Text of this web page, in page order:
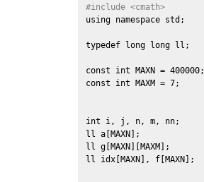
#include <cmath>
using namespace std;
typedef long long ll;
const int MAXN = 400000;
const int MAXM = 7;
int i, j, n, m, nn;
ll a[MAXN];
ll g[MAXN][MAXM];
ll idx[MAXN], f[MAXN];